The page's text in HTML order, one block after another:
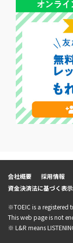
会社概要 採用情報
資金決済法に基づく表示
※TOEIC is a registered
This web page is not
※ L&R means